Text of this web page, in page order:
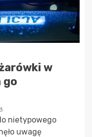
w
go
nietypowego
uwagę